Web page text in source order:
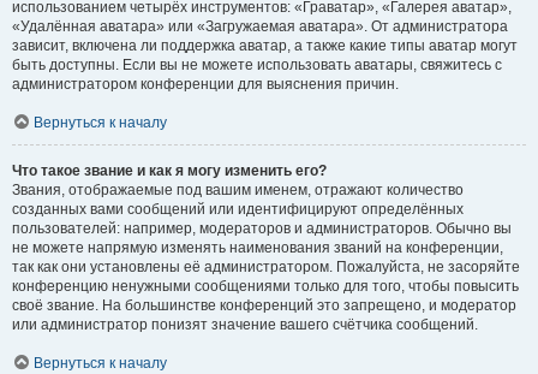
использованием четырёх инструментов: «Граватар», «Галерея аватар»,
«Удалённая аватара» или «Загружаемая аватара». От администратора
зависит, включена ли поддержка аватар, а также какие типы аватар могут
быть доступны. Если вы не можете использовать аватары, свяжитесь с
администратором конференции для выяснения причин.
Вернуться к началу
Что такое звание и как я могу изменить его?
Звания, отображаемые под вашим именем, отражают количество
созданных вами сообщений или идентифицируют определённых
пользователей: например, модераторов и администраторов. Обычно вы
не можете напрямую изменять наименования званий на конференции,
так как они установлены её администратором. Пожалуйста, не засоряйте
конференцию ненужными сообщениями только для того, чтобы повысить
своё звание. На большинстве конференций это запрещено, и модератор
или администратор понизят значение вашего счётчика сообщений.
Вернуться к началу